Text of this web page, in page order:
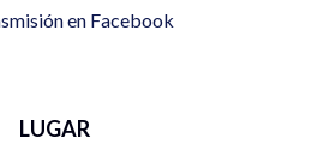
en Facebook
LUGAR